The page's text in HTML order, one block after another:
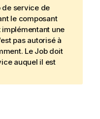
de service de
le composant
implémentant une
pas autorisé à
Le Job doit
auquel il est